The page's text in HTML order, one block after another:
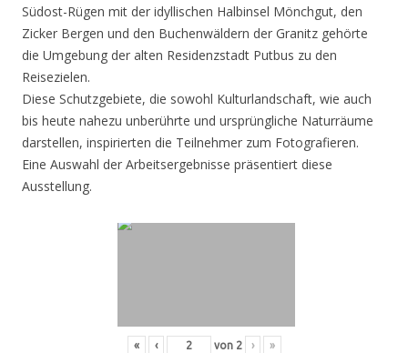
Südost-Rügen mit der idyllischen Halbinsel Mönchgut, den
Zicker Bergen und den Buchenwäldern der Granitz gehörte
die Umgebung der alten Residenzstadt Putbus zu den
Reisezielen.
Diese Schutzgebiete, die sowohl Kulturlandschaft, wie auch
bis heute nahezu unberührte und ursprüngliche Naturräume
darstellen, inspirierten die Teilnehmer zum Fotografieren.
Eine Auswahl der Arbeitsergebnisse präsentiert diese
Ausstellung.
« ‹ von 2 › »